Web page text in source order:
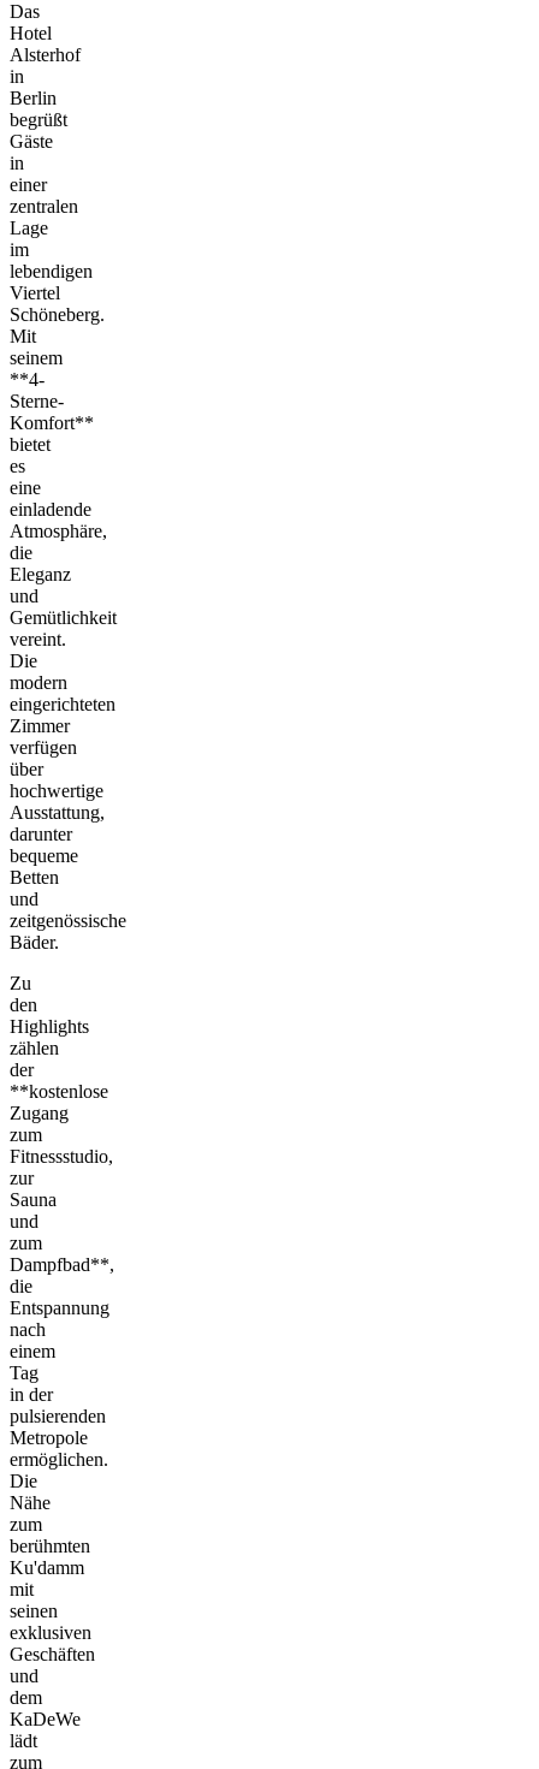
Das
Hotel
Alsterhof
in
Berlin
begrüßt
Gäste
in
einer
zentralen
Lage
im
lebendigen
Viertel
Schöneberg.
Mit
seinem
**4-
Sterne-
Komfort**
bietet
es
eine
einladende
Atmosphäre,
die
Eleganz
und
Gemütlichkeit
vereint.
Die
modern
eingerichteten
Zimmer
verfügen
über
hochwertige
Ausstattung,
darunter
bequeme
Betten
und
zeitgenössische
Bäder.
Zu
den
Highlights
zählen
der
**kostenlose
Zugang
zum
Fitnessstudio,
zur
Sauna
und
zum
Dampfbad**,
die
Entspannung
nach
einem
Tag
in der
pulsierenden
Metropole
ermöglichen.
Die
Nähe
zum
berühmten
Ku'damm
mit
seinen
exklusiven
Geschäften
und
dem
KaDeWe
lädt
zum